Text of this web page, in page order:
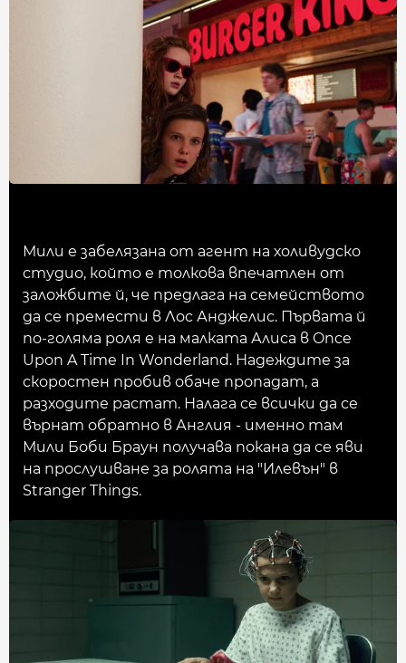
Мили е забелязана от агент на холивудско
студио, който е толкова впечатлен от
заложбите й, че предлага на семейството
да се премести в Лос Анджелис. Първата й
по-голяма роля е на малката Алиса в Once
Upon A Time In Wonderland. Надеждите за
скоростен пробив обаче пропадат, а
разходите растат. Налага се всички да се
върнат обратно в Англия - именно там
Мили Боби Браун получава покана да се яви
на прослушване за ролята на "Илевън" в
Stranger Things.